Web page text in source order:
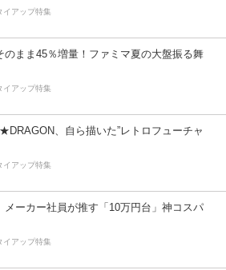
イアップ特集
のまま45％増量！ファミマ夏の大盤振る舞
イアップ特集
、自ら描いた”レトロフューチャ
イアップ特集
メーカー社員が推す「10万円台」神コスパ
イアップ特集